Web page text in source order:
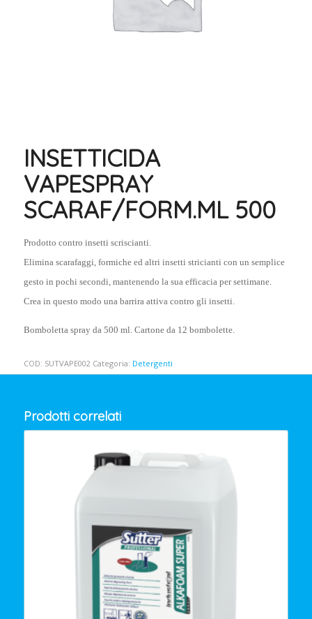
INSETTICIDA
VAPESPRAY
SCARAF/FORM.ML 500
Prodotto contro insetti scriscianti.
Elimina scarafaggi, formiche ed altri insetti stricianti con un semplice
gesto in pochi secondi, mantenendo la sua efficacia per settimane.
Crea in questo modo una barrira attiva contro gli insetti.
Bomboletta spray da 500 ml. Cartone da 12 bombolette.
COD: SUTVAPE002 Categoria: Detergenti
Prodotti correlati